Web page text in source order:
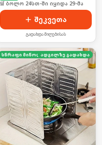
🛒 ბოლო 24სთ-ში იყიდა 29-მა
შეკვეთა
გადახდა მიღებისას
სწრაფი მიწოდება
ადგილზე გადახდა